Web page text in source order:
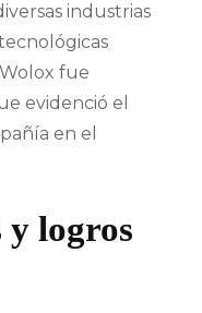
industrias
fue
evidenció el
en el
y logros